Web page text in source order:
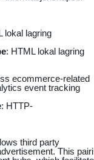
lokal lagring
: HTML lokal lagring
ecommerce-related
event tracking
: HTTP-
third party
This